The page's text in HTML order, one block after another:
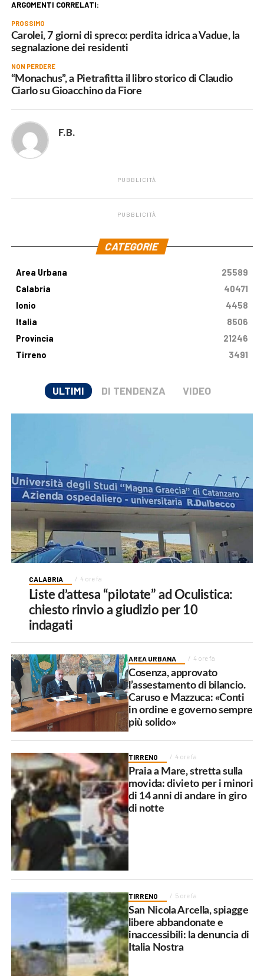
ARGOMENTI CORRELATI:
PROSSIMO
Carolei, 7 giorni di spreco: perdita idrica a Vadue, la
segnalazione dei residenti
NON PERDERE
“Monachus”, a Pietrafitta il libro storico di Claudio
Ciarlo su Gioacchino da Fiore
F.B.
PUBBLICITÀ
PUBBLICITÀ
CATEGORIE
Area Urbana
25589
Calabria
40471
Ionio
4458
Italia
8506
Provincia
21246
Tirreno
3491
ULTIMI DI TENDENZA VIDEO
CALABRIA 4 ore fa
Liste d’attesa “pilotate” ad Oculistica:
chiesto rinvio a giudizio per 10
indagati
AREA URBANA 4 ore fa
Cosenza, approvato
l’assestamento di bilancio.
Caruso e Mazzuca: «Conti
in ordine e governo sempre
più solido»
TIRRENO 4 ore fa
Praia a Mare, stretta sulla
movida: divieto per i minori
di 14 anni di andare in giro
di notte
TIRRENO 5 ore fa
San Nicola Arcella, spiagge
libere abbandonate e
inaccessibili: la denuncia di
Italia Nostra